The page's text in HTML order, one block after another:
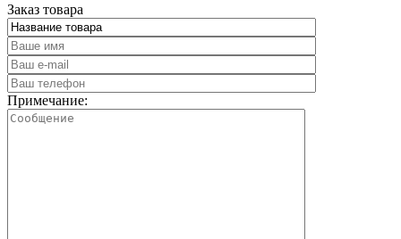
Заказ товара
Примечание: